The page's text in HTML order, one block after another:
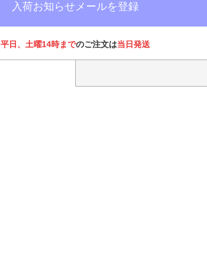
入荷お知らせメールを登録
平日、土曜14時までのご注文は当日発送